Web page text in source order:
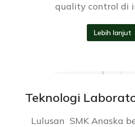
quality control di
Lebih lanjut
Teknologi
Lulusan SMK Anaska